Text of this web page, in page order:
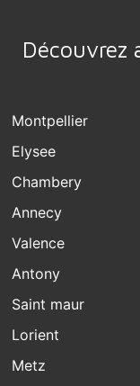
Découvrez
Montpellier
Elysee
Chambery
Annecy
Valence
Antony
Saint maur
Lorient
Metz